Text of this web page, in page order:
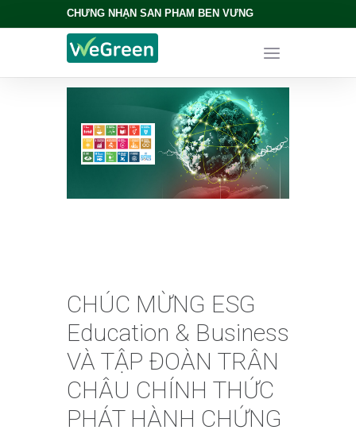
CHỨNG NHẬN SẢN PHẨM BỀN VỮNG
CHÚC MỪNG ESG
Education & Business
VÀ TẬP ĐOÀN TRÂN
CHÂU CHÍNH THỨC
PHÁT HÀNH CHỨNG